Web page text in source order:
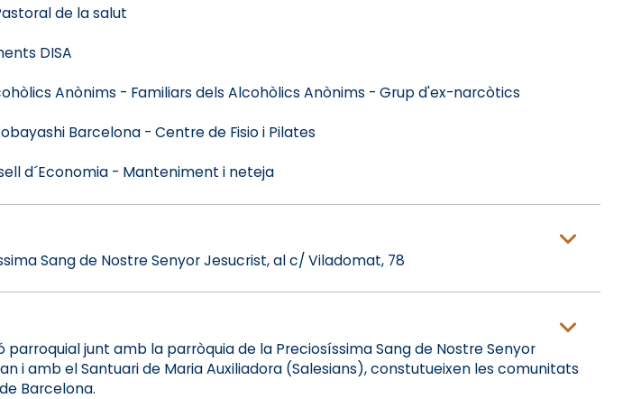
de la salut
DISA
Anònims - Familiars dels Alcohòlics Anònims - Grup d'ex-narcòtics
Barcelona - Centre de Fisio i Pilates
d´Economia - Manteniment i neteja
Sang de Nostre Senyor Jesucrist, al c/ Viladomat, 78
junt amb la parròquia de la Preciosíssima Sang de Nostre Senyor
i amb el Santuari de Maria Auxiliadora (Salesians), constutueixen les comunitats
Barcelona.